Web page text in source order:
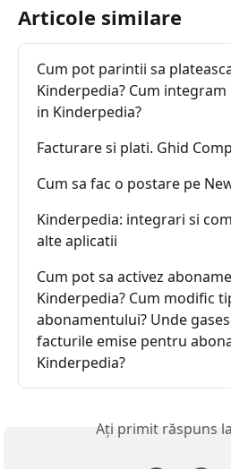
Articole similare
Cum pot parintii sa
Kinderpedia? Cum integram
in Kinderpedia?
Facturare si plati. Ghid
Cum sa fac o postare pe
Kinderpedia: integrari si
alte aplicatii
Cum pot sa activez
Kinderpedia? Cum modific
abonamentului? Unde
facturile emise pentru
Kinderpedia?
Ați primit răspuns